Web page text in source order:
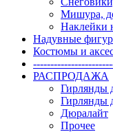
Мишура,
Наклейки
Надувные
Костюмы и
РАСПРОДАЖА
Гирлянды
Гирлянды
Дюралайт
Прочее